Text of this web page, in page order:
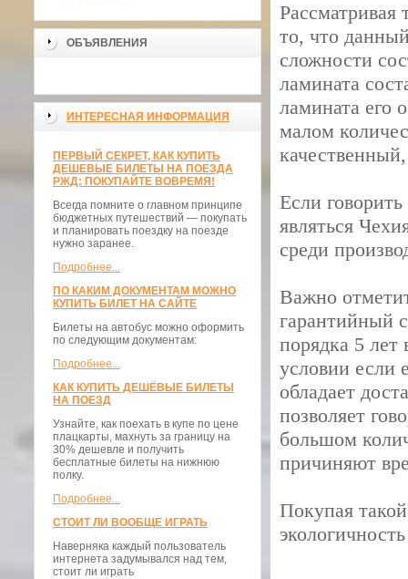
ОБЪЯВЛЕНИЯ
ИНТЕРЕСНАЯ ИНФОРМАЦИЯ
ПЕРВЫЙ СЕКРЕТ, КАК КУПИТЬ
ДЕШЕВЫЕ БИЛЕТЫ НА ПОЕЗДА
РЖД: ПОКУПАЙТЕ ВОВРЕМЯ!
Всегда помните о главном принципе
бюджетных путешествий — покупать
и планировать поездку на поезде
нужно заранее.
Подробнее...
ПО КАКИМ ДОКУМЕНТАМ МОЖНО
КУПИТЬ БИЛЕТ НА САЙТЕ
Билеты на автобус можно оформить
по следующим документам:
Подробнее...
КАК КУПИТЬ ДЕШЁВЫЕ БИЛЕТЫ
НА ПОЕЗД
Узнайте, как поехать в купе по цене
плацкарты, махнуть за границу на
30% дешевле и получить
бесплатные билеты на нижнюю
полку.
Подробнее...
СТОИТ ЛИ ВООБЩЕ ИГРАТЬ
Наверняка каждый пользователь
интернета задумывался над тем,
стоит ли играть
Рассматривая
то, что
сложности
ламината
ламината его
малом
Если
являться
среди
Важно
гарантийный
порядка 5
условии если
обладает
позволяет
большом
причиняют
Покупая